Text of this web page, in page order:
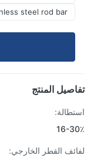
stainless steel rod bar
المنتج
30٪
القطر الخارجي: